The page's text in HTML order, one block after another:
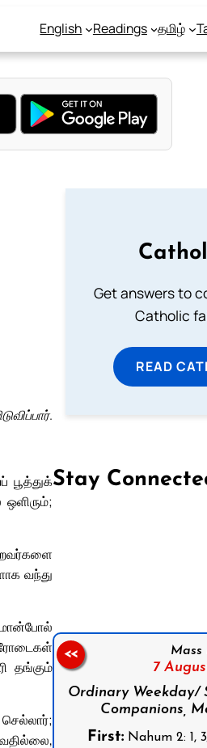
English Readings தமிழ்
பூத்துக்
வந்து
மான்போல்
தங்கும்
Get answers to
Catholic
READ
Stay
Follow us on Facebook
Mass
7
Ordinary Weekday/
Companions,
First:Nahum 2: 1,
<<